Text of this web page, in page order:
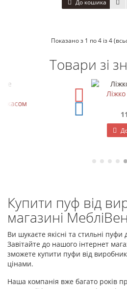
До кошика
Показано з 1 по 4 із 4
Товари зі
Ліжко Eva
До кошика
Купити пуф від
магазині
Ви шукаєте якісні та стильні пуфи
Завітайте до нашого інтернет
зможете купити пуфи від
цінами.
Наша компанія вже багато років